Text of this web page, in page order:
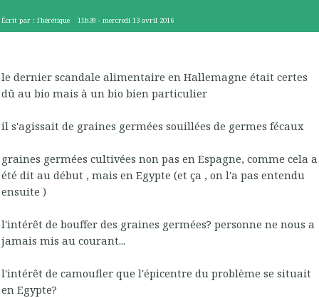
Écrit par : l'hérétique 11h39 -mercredi 13 avril 2016
le dernier scandale alimentaire en Hallemagne était certes
dû au bio mais à un bio bien particulier
il s'agissait de graines germées souillées de germes fécaux
graines germées cultivées non pas en Espagne, comme cela a
été dit au début , mais en Egypte (et ça , on l'a pas entendu
ensuite )
l'intérêt de bouffer des graines germées? personne ne nous a
jamais mis au courant...
l'intérêt de camoufler que l'épicentre du problème se situait
en Egypte?